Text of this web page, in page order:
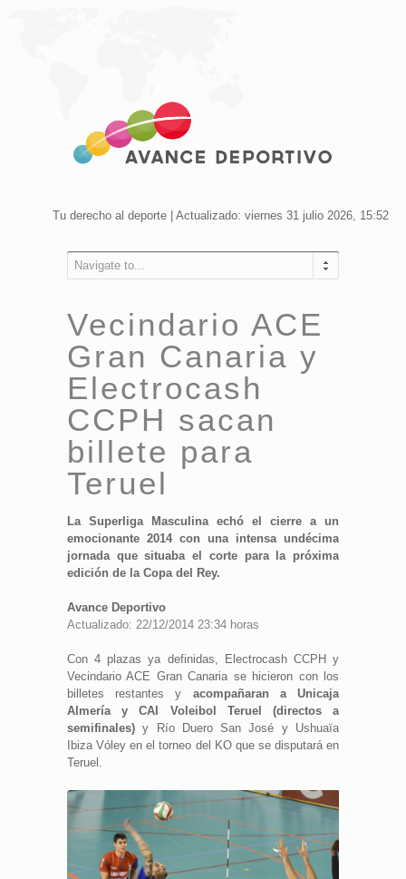
Tu derecho al deporte | Actualizado: viernes 31 julio 2026, 15:52
Navigate to...
Vecindario ACE
Gran Canaria y
Electrocash
CCPH sacan
billete para
Teruel
La Superliga Masculina echó el cierre a un
emocionante 2014 con una intensa undécima
jornada que situaba el corte para la próxima
edición de la Copa del Rey.
Avance Deportivo
Actualizado: 22/12/2014 23:34 horas
Con 4 plazas ya definidas, Electrocash CCPH y
Vecindario ACE Gran Canaria se hicieron con los
billetes restantes y acompañaran a Unicaja
Almería y CAI Voleibol Teruel (directos a
semifinales) y Río Duero San José y Ushuaïa
Ibiza Vóley en el torneo del KO que se disputará en
Teruel.